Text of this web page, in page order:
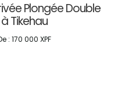
Plongée Double
à Tikehau
: 170 000 XPF